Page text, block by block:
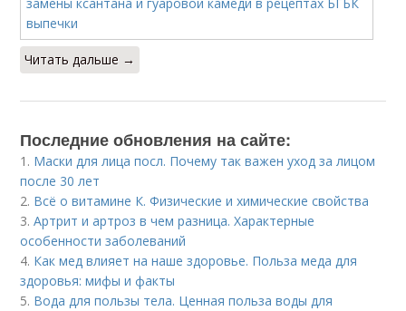
Читать дальше →
Последние обновления на сайте:
1. Маски для лица посл. Почему так важен уход за лицом
после 30 лет
2. Всё о витамине К. Физические и химические свойства
3.Артрит и артроз в чем разница. Характерные
особенности заболеваний
4. Как мед влияет на наше здоровье. Польза меда для
здоровья: мифы и факты
5. Вода для пользы тела. Ценная польза воды для